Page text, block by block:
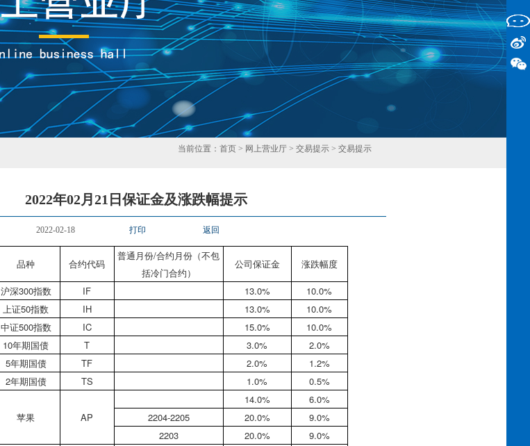
当前位置： 首页 > 网上营业厅 > 交易提示 > 交易提示
2022年02月21日保证金及涨跌幅提示
2022-02-18 打印 返回
品种 合约代码
普通月份/合约月份（不包
括冷门合约）
公司保证金 涨跌幅度
沪深300指数 IF 13.0%
10.0%
上证50指数
IH 13.0%
10.0%
中证500指数
IC 15.0%
10.0%
10年期国债
T 3.0%
2.0%
5年期国债
TF 2.0%
1.2%
2年期国债
TS 1.0% 0.5%
苹果 AP
14.0%
6.0%
2204-2205
20.0%
9.0%
2203
20.0% 9.0%